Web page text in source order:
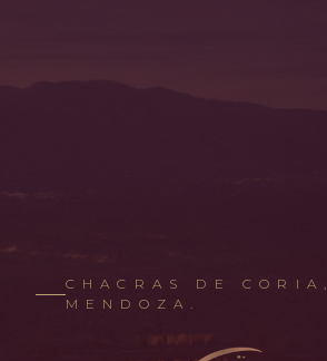
CHACRAS DE CORIA,
MENDOZA.